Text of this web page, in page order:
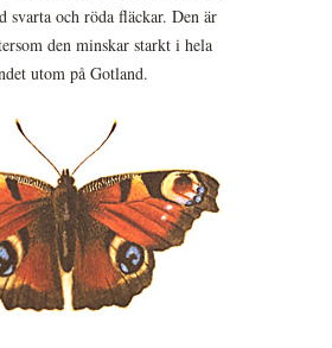
svarta och röda fläckar. Den är
den minskar starkt i hela
utom på Gotland.